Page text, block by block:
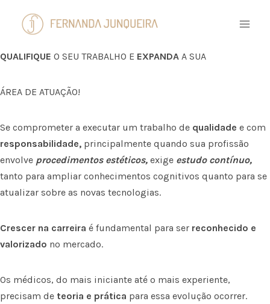
Conteúdo
QUALIFIQUE O SEU TRABALHO E EXPANDA A SUA
ÁREA DE ATUAÇÃO!
Se comprometer a executar um trabalho de qualidade e com
responsabilidade, principalmente quando sua profissão
envolve procedimentos estéticos, exige estudo contínuo,
tanto para ampliar conhecimentos cognitivos quanto para se
atualizar sobre as novas tecnologias.
Crescer na carreira é fundamental para ser reconhecido e
valorizado no mercado.
Os médicos, do mais iniciante até o mais experiente,
precisam de teoria e prática para essa evolução ocorrer.